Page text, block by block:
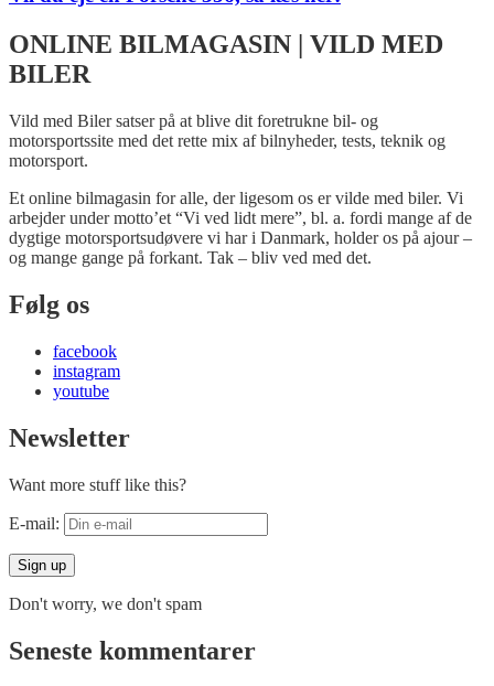
ONLINE BILMAGASIN | VILD MED
BILER
Vild med Biler satser på at blive dit foretrukne bil- og
motorsportssite med det rette mix af bilnyheder, tests, teknik og
motorsport.
Et online bilmagasin for alle, der ligesom os er vilde med biler. Vi
arbejder under motto’et “Vi ved lidt mere”, bl. a. fordi mange af de
dygtige motorsportsudøvere vi har i Danmark, holder os på ajour –
og mange gange på forkant. Tak – bliv ved med det.
Følg os
facebook
instagram
youtube
Newsletter
Want more stuff like this?
E-mail:
Don't worry, we don't spam
Seneste kommentarer